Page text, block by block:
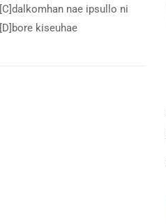
[C]dalkomhan nae ipsullo ni
[D]bore kiseuhae